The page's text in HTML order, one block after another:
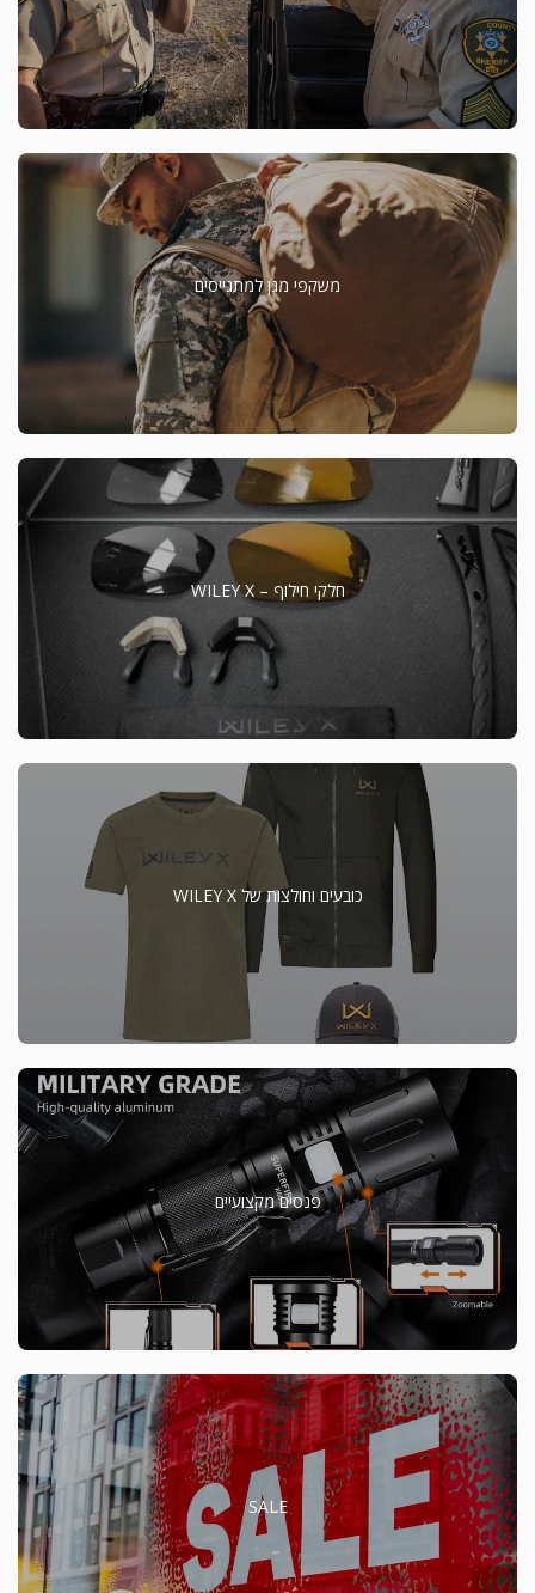
משקפי מגן למתגייסים
חלקי חילוף – WILEY X
כובעים וחולצות של WILEY X
פנסים מקצועיים
SALE